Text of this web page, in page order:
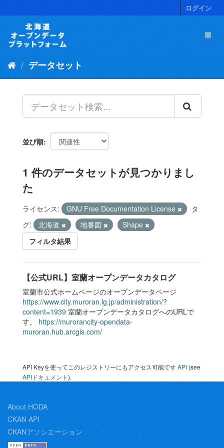
キ
ログイン
データセット
並び順
1 件のデータセットが見つかりまし
た
ライセンス: GNU Free Documentation License
タ
グ:
北海道 地番図
Shape
フィルタ結果
【公式URL】室蘭オープンデータカタログ
室蘭市公式ホームページのオープンデータページ
https://www.city.muroran.lg.jp/administration/?
content=1939 室蘭オープンデータカタログへのURLで
す。 https://murorancity-opendata-
muroran.hub.arcgis.com/
API Keyを使ってこのレジストリーにもアクセス可能ですAPI (see
APIドキュメント).
About HODA
CKAN API
CKANアソシエーション